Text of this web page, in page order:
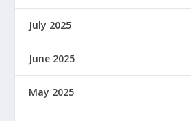
July 2025
June 2025
May 2025